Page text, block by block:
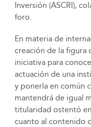
Inversión (ASCRI),
foro.
En materia de
creación de la figura
iniciativa para
actuación de una
y ponerla en común
mantendrá de igual
titularidad ostentó
cuanto al contenido